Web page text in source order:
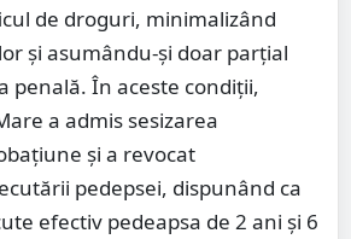
de droguri, minimalizând
și asumându-și doar parțial
penală. În aceste condiții,
a admis sesizarea
și a revocat
pedepsei, dispunând ca
efectiv pedeapsa de 2 ani și 6